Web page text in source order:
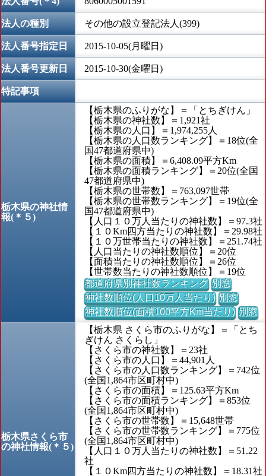
法人の種別 その他の設立登記法人(399)
法人番号指定日 2015-10-05(月曜日)
法人番号更新日 2015-10-30(金曜日)
特記事項
栃木県の神社情
報(＊５)
【栃木県のふりがな】＝「とちぎけん」
【栃木県の神社数】＝1,921社
【栃木県の人口】＝1,974,255人
【栃木県の人口数ランキング】＝18位(全
国47都道府県中)
【栃木県の面積】＝6,408.09平方Km
【栃木県の面積ランキング】＝20位(全国
47都道府県中)
【栃木県の世帯数】＝763,097世帯
【栃木県の世帯数ランキング】＝19位(全
国47都道府県中)
【人口１０万人当たりの神社数】＝97.3社
【１０Km四方当たりの神社数】＝29.98社
【１０万世帯当たりの神社数】＝251.74社
【人口当たりの神社数順位】＝20位
【面積当たりの神社数順位】＝26位
【世帯数当たりの神社数順位】＝19位
都道府県別神社数ランキング 別窓
神社数順位(人口10万人当たり) 別窓
神社数順位(面積100平方Km当たり) 別窓
栃木県さくら市
の神社情報(＊５)
【栃木県 さくら市のふりがな】＝「とち
ぎけん さくらし」
【さくら市の神社数】＝23社
【さくら市の人口】＝44,901人
【さくら市の人口数ランキング】＝742位
(全国1,864市区町村中)
【さくら市の面積】＝125.63平方Km
【さくら市の面積ランキング】＝853位
(全国1,864市区町村中)
【さくら市の世帯数】＝15,648世帯
【さくら市の世帯数ランキング】＝775位
(全国1,864市区町村中)
【人口１０万人当たりの神社数】＝51.22
社
【１０Km四方当たりの神社数】＝18.31社